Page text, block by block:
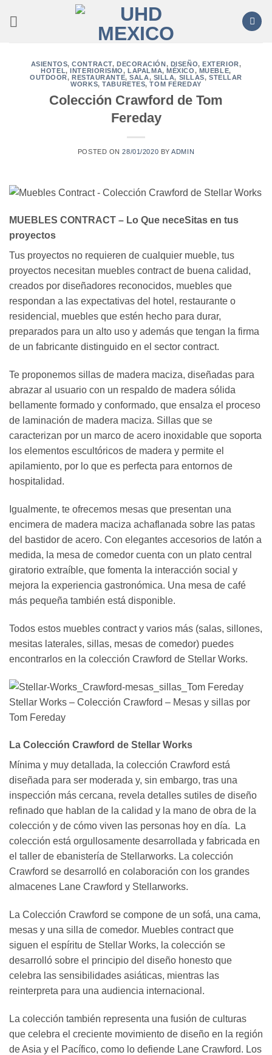
ASIENTOS,CONTRACT, DECORACIÓN, DISEÑO,EXTERIOR,
HOTEL,INTERIORISMO,LAPALMA,MÉXICO, MUEBLE,
OUTDOOR, RESTAURANTE,SALA, SILLA, SILLAS,STELLAR
WORKS,TABURETES,TOM FEREDAY
Colección Crawford de Tom
Fereday
POSTED ON28/01/2020 BYADMIN
MUEBLES CONTRACT – Lo Que neceSitas en tus
proyectos
Tus proyectos no requieren de cualquier mueble, tus
proyectos necesitan muebles contract de buena calidad,
creados por diseñadores reconocidos, muebles que
respondan a las expectativas del hotel, restaurante o
residencial, muebles que estén hecho para durar,
preparados para un alto uso y además que tengan la firma
de un fabricante distinguido en el sector contract.
Te proponemos sillas de madera maciza, diseñadas para
abrazar al usuario con un respaldo de madera sólida
bellamente formado y conformado, que ensalza el proceso
de laminación de madera maciza. Sillas que se
caracterizan por un marco de acero inoxidable que soporta
los elementos escultóricos de madera y permite el
apilamiento, por lo que es perfecta para entornos de
hospitalidad.
Igualmente, te ofrecemos mesas que presentan una
encimera de madera maciza achaflanada sobre las patas
del bastidor de acero. Con elegantes accesorios de latón a
medida, la mesa de comedor cuenta con un plato central
giratorio extraíble, que fomenta la interacción social y
mejora la experiencia gastronómica. Una mesa de café
más pequeña también está disponible.
Todos estos muebles contract y varios más (salas, sillones,
mesitas laterales, sillas, mesas de comedor) puedes
encontrarlos en la colección Crawford de Stellar Works.
Stellar Works – Colección Crawford – Mesas y sillas por
Tom Fereday
La Colección Crawford de Stellar Works
Mínima y muy detallada, la colección Crawford está
diseñada para ser moderada y, sin embargo, tras una
inspección más cercana, revela detalles sutiles de diseño
refinado que hablan de la calidad y la mano de obra de la
colección y de cómo viven las personas hoy en día. La
colección está orgullosamente desarrollada y fabricada en
el taller de ebanistería de Stellarworks. La colección
Crawford se desarrolló en colaboración con los grandes
almacenes Lane Crawford y Stellarworks.
La Colección Crawford se compone de un sofá, una cama,
mesas y una silla de comedor. Muebles contract que
siguen el espíritu de Stellar Works, la colección se
desarrolló sobre el principio del diseño honesto que
celebra las sensibilidades asiáticas, mientras las
reinterpreta para una audiencia internacional.
La colección también representa una fusión de culturas
que celebra el creciente movimiento de diseño en la región
de Asia y el Pacífico, como lo defiende Lane Crawford. Los